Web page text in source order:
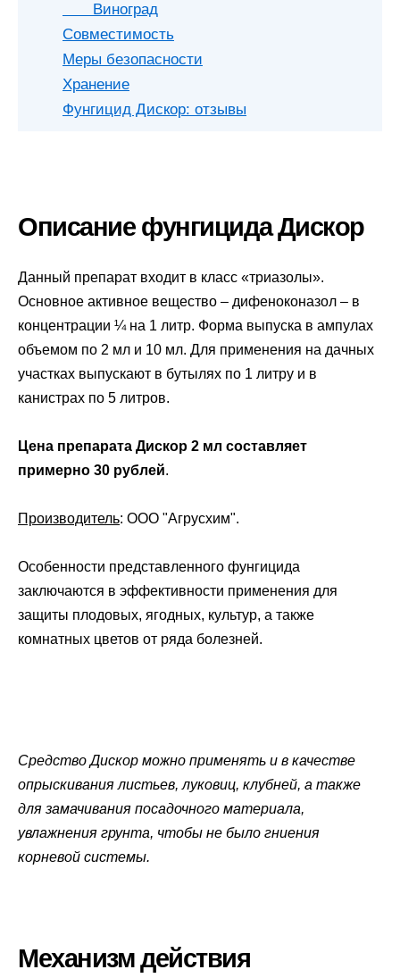
Виноград
Совместимость
Меры безопасности
Хранение
Фунгицид Дискор: отзывы
Описание фунгицида Дискор
Данный препарат входит в класс «триазолы».
Основное активное вещество – дифеноконазол – в
концентрации ¼ на 1 литр. Форма выпуска в ампулах
объемом по 2 мл и 10 мл. Для применения на дачных
участках выпускают в бутылях по 1 литру и в
канистрах по 5 литров.
Цена препарата Дискор 2 мл составляет
примерно 30 рублей.
Производитель: ООО "Агрусхим".
Особенности представленного фунгицида
заключаются в эффективности применения для
защиты плодовых, ягодных, культур, а также
комнатных цветов от ряда болезней.
Средство Дискор можно применять и в качестве
опрыскивания листьев, луковиц, клубней, а также
для замачивания посадочного материала,
увлажнения грунта, чтобы не было гниения
корневой системы.
Механизм действия